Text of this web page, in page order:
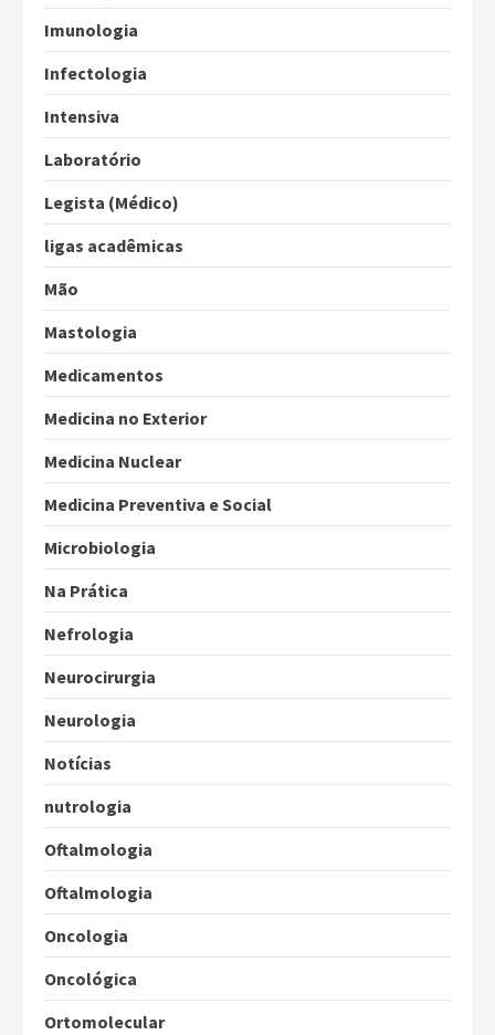
Imunologia
Infectologia
Intensiva
Laboratório
Legista (Médico)
ligas acadêmicas
Mão
Mastologia
Medicamentos
Medicina no Exterior
Medicina Nuclear
Medicina Preventiva e Social
Microbiologia
Na Prática
Nefrologia
Neurocirurgia
Neurologia
Notícias
nutrologia
Oftalmologia
Oftalmologia
Oncologia
Oncológica
Ortomolecular